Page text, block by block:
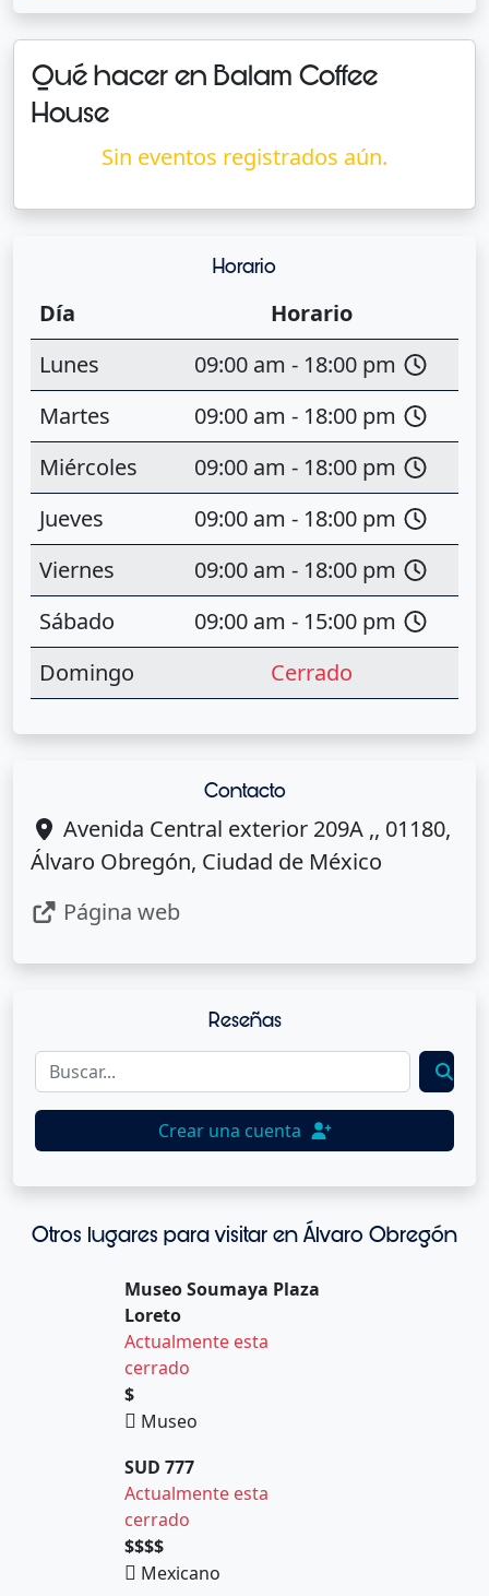
Qué hacer en Balam Coffee
House
Sin eventos registrados aún.
Horario
Día
Horario
Lunes
09:00 am - 18:00 pm
Martes
09:00 am - 18:00 pm
Miércoles
09:00 am - 18:00 pm
Jueves
09:00 am - 18:00 pm
Viernes
09:00 am - 18:00 pm
Sábado
09:00 am - 15:00 pm
Domingo
Cerrado
Contacto
Avenida Central exterior 209A ,, 01180,
Álvaro Obregón, Ciudad de México
Página web
Reseñas
Crear una cuenta
Otros lugares para visitar en Álvaro Obregón
Museo Soumaya Plaza
Loreto
Actualmente esta
cerrado
$
Museo
SUD 777
Actualmente esta
cerrado
$$$$
Mexicano